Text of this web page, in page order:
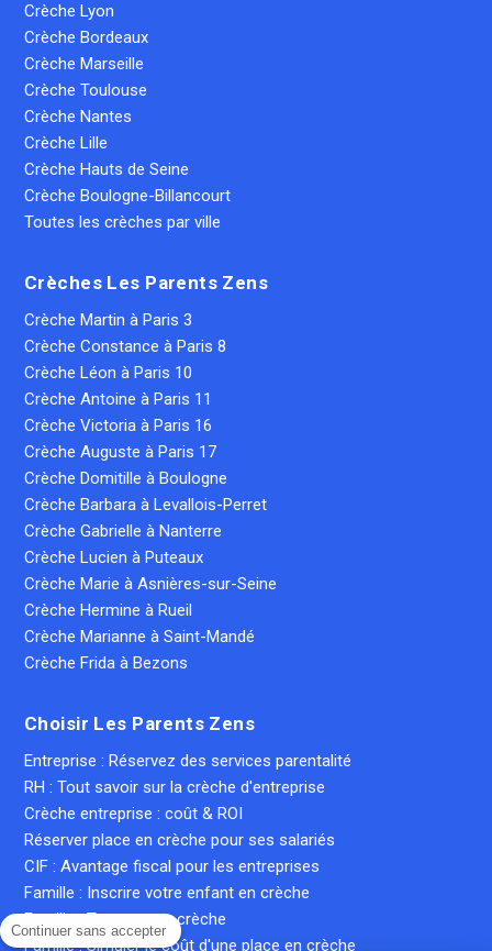
Continuer sans accepter
Crèche Lyon
Crèche Bordeaux
Crèche Marseille
Crèche Toulouse
Crèche Nantes
Crèche Lille
Crèche Hauts de Seine
Crèche Boulogne-Billancourt
Toutes les crèches par ville
Crèches Les Parents Zens
Crèche Martin à Paris 3
Crèche Constance à Paris 8
Crèche Léon à Paris 10
Crèche Antoine à Paris 11
Crèche Victoria à Paris 16
Crèche Auguste à Paris 17
Crèche Domitille à Boulogne
Crèche Barbara à Levallois-Perret
Crèche Gabrielle à Nanterre
Crèche Lucien à Puteaux
Crèche Marie à Asnières-sur-Seine
Crèche Hermine à Rueil
Crèche Marianne à Saint-Mandé
Crèche Frida à Bezons
Choisir Les Parents Zens
Entreprise : Réservez des services parentalité
RH : Tout savoir sur la crèche d'entreprise
Crèche entreprise : coût & ROI
Réserver place en crèche pour ses salariés
CIF : Avantage fiscal pour les entreprises
Famille : Inscrire votre enfant en crèche
Famille : Trouver une crèche
Famille : Simuler le coût d'une place en crèche